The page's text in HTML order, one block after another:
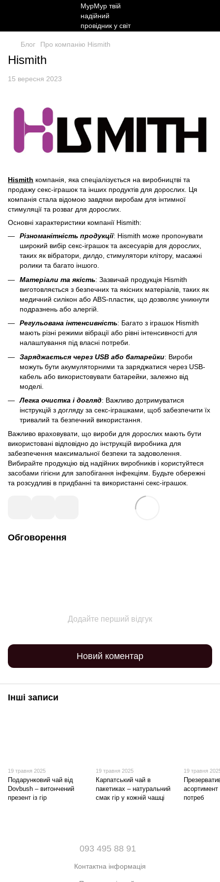
Блог Про компанію Hismith
Hismith
15 вересня 2023
Hismith компанія, яка спеціалізується на виробництві та
продажу секс-іграшок та інших продуктів для дорослих. Ця
компанія стала відомою завдяки виробам для інтимної
стимуляції та розваг для дорослих.
Основні характеристики компанії Hismith:
Різноманітність продукції: Hismith може пропонувати
широкий вибір секс-іграшок та аксесуарів для дорослих,
таких як вібратори, дилдо, стимулятори клітору, масажні
ролики та багато іншого.
Матеріали та якість: Зазвичай продукція Hismith
виготовляється з безпечних та якісних матеріалів, таких як
медичний силікон або ABS-пластик, що дозволяє уникнути
подразнень або алергій.
Регульована інтенсивність: Багато з іграшок Hismith
мають різні режими вібрації або рівні інтенсивності для
налаштування під власні потреби.
Заряджається через USB або батарейки: Вироби
можуть бути акумуляторними та заряджатися через USB-
кабель або використовувати батарейки, залежно від
моделі.
Легка очистка і догляд: Важливо дотримуватися
інструкцій з догляду за секс-іграшками, щоб забезпечити їх
тривалий та безпечний використання.
Важливо враховувати, що вироби для дорослих мають бути
використовані відповідно до інструкцій виробника для
забезпечення максимальної безпеки та задоволення.
Вибирайте продукцію від надійних виробників і користуйтеся
засобами гігієни для запобігання інфекціям. Будьте обережні
та розсудливі в придбанні та використанні секс-іграшок.
Обговорення
Додайте перший відгук
Новий коментар
Інші записи
19 травня 2025
Подарунковий чай від
Dovbush – витончений
презент із гір
19 травня 2025
Карпатський чай в
пакетиках – натуральний
смак гір у кожній чашці
19 травня
потреб
093 495 88 91
Контактна інформація